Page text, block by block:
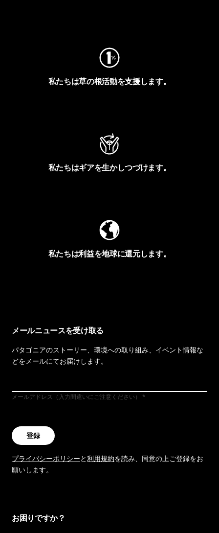
私たちは草の根活動を支援します。
私たちはギアを生かしつづけます。
私たちは利益を地球に還元します。
メールニュースを受け取る
パタゴニアのストーリー、環境への取り組み、イベント情報な
どをメールにてお届けします。
メールアドレス（入力間違いにご注意ください）
登録
プライバシーポリシーと利用規約を読み、同意の上ご登録をお
願いします。
お困りですか？